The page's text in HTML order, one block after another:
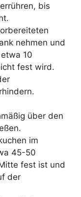
bis
nehmen und
10
fest wird.
über den
im
45-50
fest ist und
der